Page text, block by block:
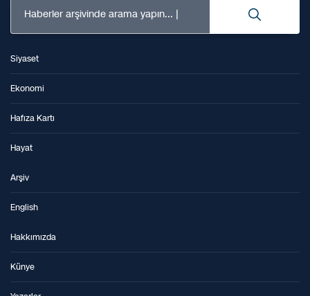
Haberler arşivinde arama yapın...
Siyaset
Ekonomi
Hafıza Kartı
Hayat
Arşiv
English
Hakkımızda
Künye